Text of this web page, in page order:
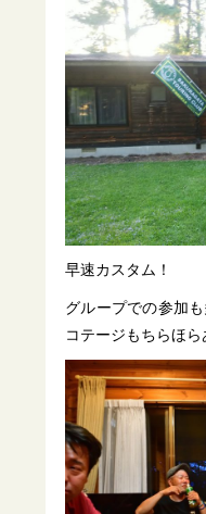
早速カスタム！
グループでの参加
コテージもちらほら